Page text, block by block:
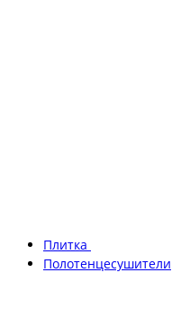
Плитка
Полотенцесушители